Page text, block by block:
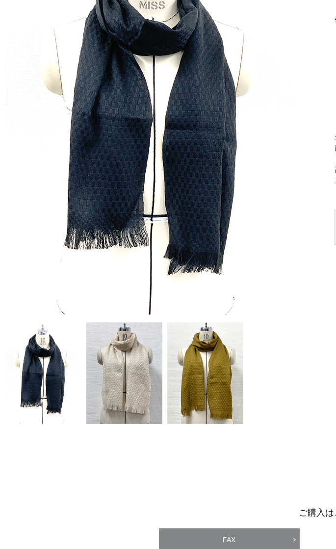
ご購入は
FAX